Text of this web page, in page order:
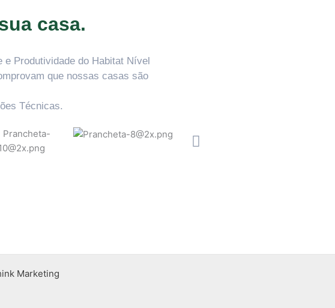
casa.
e Produtividade do Habitat Nível
que nossas casas são
Técnicas.
Marketing